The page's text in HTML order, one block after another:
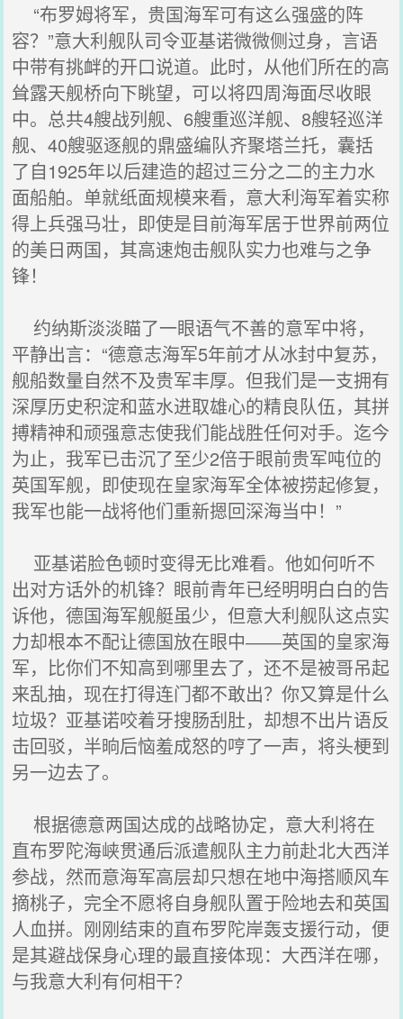
“布罗姆将军，贵国海军可有这么强盛的阵
容？”意大利舰队司令亚基诺微微侧过身，言语
中带有挑衅的开口说道。此时，从他们所在的高
耸露天舰桥向下眺望，可以将四周海面尽收眼
中。总共4艘战列舰、6艘重巡洋舰、8艘轻巡洋
舰、40艘驱逐舰的鼎盛编队齐聚塔兰托，囊括
了自1925年以后建造的超过三分之二的主力水
面船舶。单就纸面规模来看，意大利海军着实称
得上兵强马壮，即使是目前海军居于世界前两位
的美日两国，其高速炮击舰队实力也难与之争
锋！
约纳斯淡淡瞄了一眼语气不善的意军中将，
平静出言：“德意志海军5年前才从冰封中复苏，
舰船数量自然不及贵军丰厚。但我们是一支拥有
深厚历史积淀和蓝水进取雄心的精良队伍，其拼
搏精神和顽强意志使我们能战胜任何对手。迄今
为止，我军已击沉了至少2倍于眼前贵军吨位的
英国军舰，即使现在皇家海军全体被捞起修复，
我军也能一战将他们重新摁回深海当中！”
亚基诺脸色顿时变得无比难看。他如何听不
出对方话外的机锋？眼前青年已经明明白白的告
诉他，德国海军舰艇虽少，但意大利舰队这点实
力却根本不配让德国放在眼中――英国的皇家海
军，比你们不知高到哪里去了，还不是被哥吊起
来乱抽，现在打得连门都不敢出？你又算是什么
垃圾？亚基诺咬着牙搜肠刮肚，却想不出片语反
击回驳，半晌后恼羞成怒的哼了一声，将头梗到
另一边去了。
根据德意两国达成的战略协定，意大利将在
直布罗陀海峡贯通后派遣舰队主力前赴北大西洋
参战，然而意海军高层却只想在地中海搭顺风车
摘桃子，完全不愿将自身舰队置于险地去和英国
人血拼。刚刚结束的直布罗陀岸轰支援行动，便
是其避战保身心理的最直接体现：大西洋在哪，
与我意大利有何相干？